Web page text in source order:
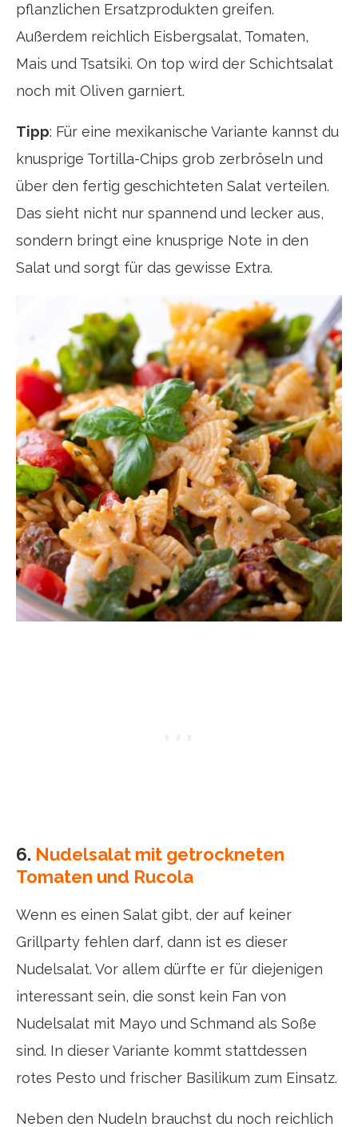
pflanzlichen Ersatzprodukten greifen.
Außerdem reichlich Eisbergsalat, Tomaten,
Mais und Tsatsiki. On top wird der Schichtsalat
noch mit Oliven garniert.
Tipp: Für eine mexikanische Variante kannst du
knusprige Tortilla-Chips grob zerbröseln und
über den fertig geschichteten Salat verteilen.
Das sieht nicht nur spannend und lecker aus,
sondern bringt eine knusprige Note in den
Salat und sorgt für das gewisse Extra.
6. Nudelsalat mit getrockneten
Tomaten und Rucola
Wenn es einen Salat gibt, der auf keiner
Grillparty fehlen darf, dann ist es dieser
Nudelsalat. Vor allem dürfte er für diejenigen
interessant sein, die sonst kein Fan von
Nudelsalat mit Mayo und Schmand als Soße
sind. In dieser Variante kommt stattdessen
rotes Pesto und frischer Basilikum zum Einsatz.
Neben den Nudeln brauchst du noch reichlich